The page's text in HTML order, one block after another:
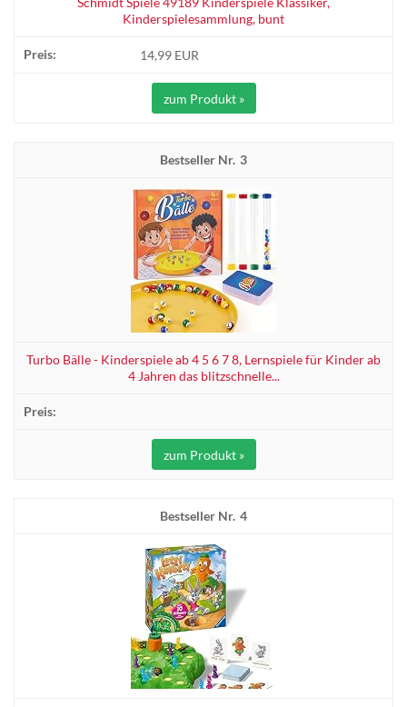
Kinderspielesammlung, bunt
14,99 EUR
zum Produkt »
3
Turbo Bälle - Kinderspiele ab 4 5 6 7 8, Lernspiele für Kinder ab
4 Jahren das blitzschnelle...
zum Produkt »
4